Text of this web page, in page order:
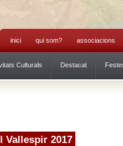
inici qui som? associacions
Culturals Destacat
Vallespir 2017